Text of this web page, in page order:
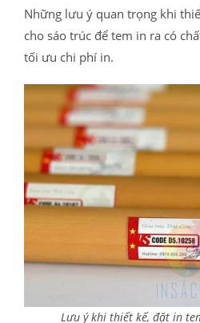
Những lưu ý quan trọng khi
cho sáo trúc để tem in ra có
tối ưu chi phí in.
Lưu ý khi thiết kế, đặt in